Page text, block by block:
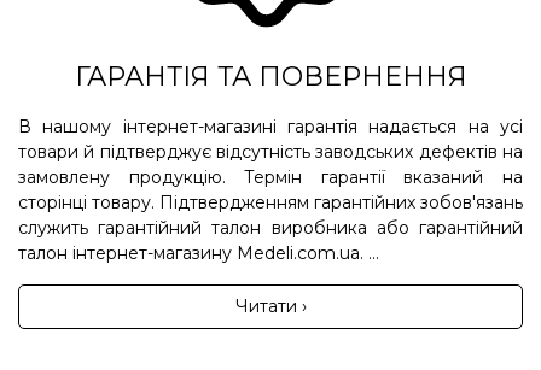
ГАРАНТІЯ ТА ПОВЕРНЕННЯ
В нашому інтернет-магазині гарантія надається на усі
товари й підтверджує відсутність заводських дефектів на
замовлену продукцію. Термін гарантії вказаний на
сторінці товару. Підтвердженням гарантійних зобов'язань
служить гарантійний талон виробника або гарантійний
талон інтернет-магазину Medeli.com.ua. ...
Читати ›